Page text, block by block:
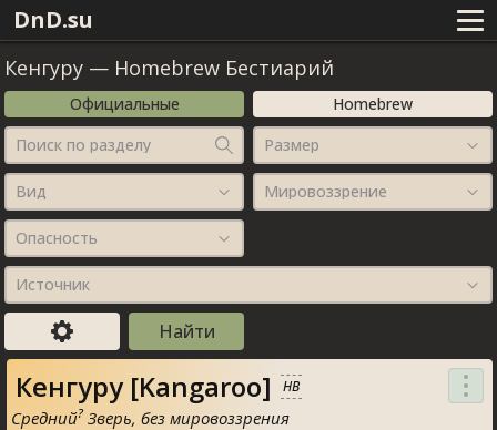
DnD.su
Кенгуру — Homebrew Бестиарий
Официальные
Homebrew
Поиск по разделу
Размер
Вид Мировоззрение
Опасность
Источник
Кенгуру [Kangaroo] HB
Средний?Зверь, без мировоззрения